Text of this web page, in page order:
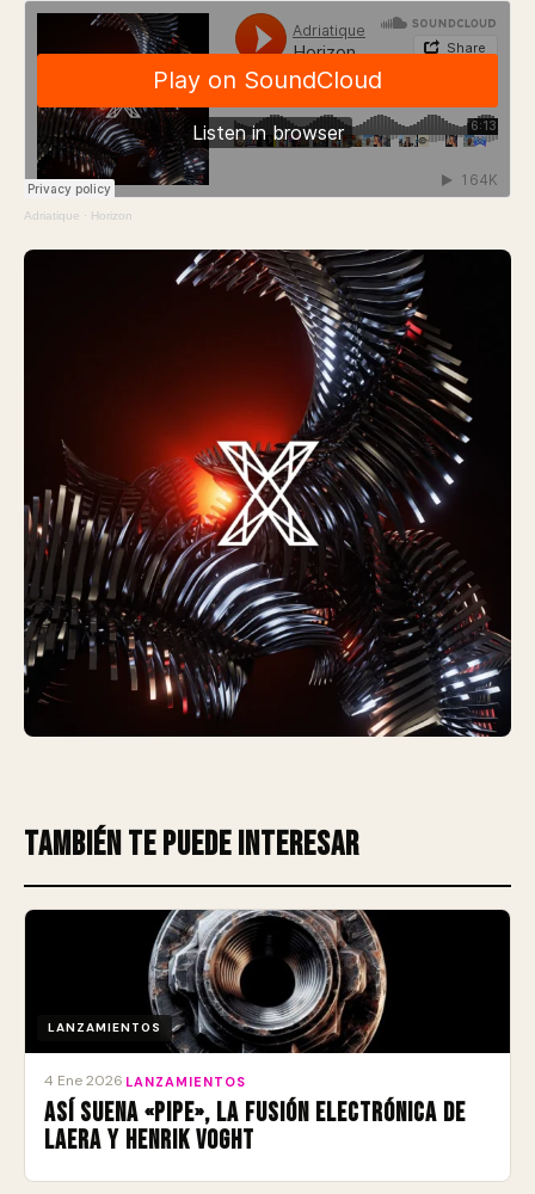
Adriatique · Horizon
También te puede interesar
LANZAMIENTOS
4 Ene 2026 LANZAMIENTOS
Así suena «Pipe», la fusión electrónica de
Laera y Henrik Voght